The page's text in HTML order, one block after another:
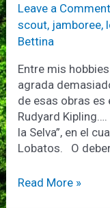
Leave a Comment
scout, jamboree,
Bettina
Entre mis
agrada
de esas obras es
Rudyard
la Selva”, en el
Lobatos. O
Tú
Read More »